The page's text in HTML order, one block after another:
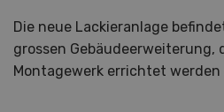
Die neue Lackieranlage
grossen Gebäudeerweiterung,
Montagewerk errichtet werden